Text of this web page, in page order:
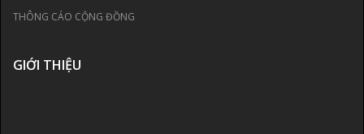
THÔNG CÁO CỘNG ĐỒNG
GIỚI THIỆU